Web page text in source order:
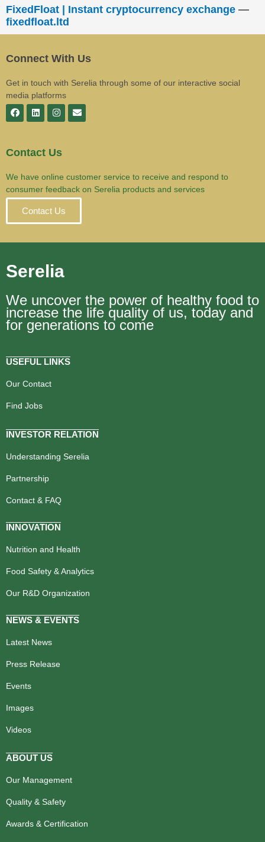
FixedFloat | Instant cryptocurrency exchange —
fixedfloat.ltd
Connect With Us
Get in touch with Serelia through some of our interactive social
media platforms
Contact Us
We have online customer service to receive and respond to
consumer feedback on Serelia products and services
Contact Us
Serelia
We uncover the power of healthy food to
increase the life quality of us, today and
for generations to come
USEFUL LINKS
Our Contact
Find Jobs
INVESTOR RELATION
Understanding Serelia
Partnership
Contact & FAQ
INNOVATION
Nutrition and Health
Food Safety & Analytics
Our R&D Organization
NEWS & EVENTS
Latest News
Press Release
Events
Images
Videos
ABOUT US
Our Management
Quality & Safety
Awards & Certification